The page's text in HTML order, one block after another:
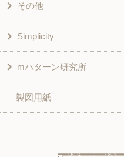
和風衣類
入園入学グッズ
その他
チュニック
ワンピース
ベスト・ジャケット・コー
スカート
その他
学校家庭科教材用
その他
Simplicity
こども＆ベビー
ボトムス
mパターン研究所
子供服
製図用紙